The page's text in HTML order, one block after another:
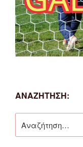
ΑΝΑΖΗΤΗΣΗ:
για: